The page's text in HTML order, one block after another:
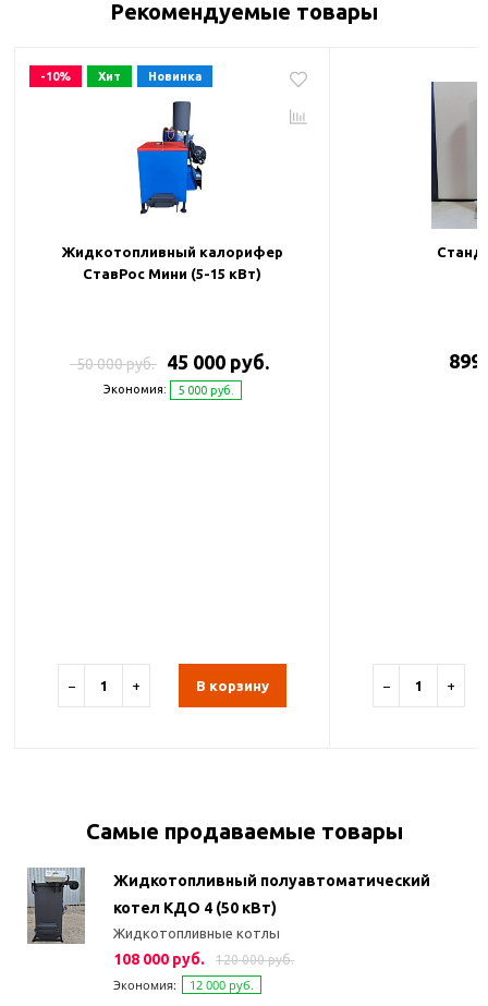
Рекомендуемые товары
-10% Хит Новинка
Жидкотопливный калорифер
СтавРос Мини (5-15 кВт)
50 000 руб. 45 000 руб.
Экономия: 5 000 руб.
− + В корзину
899
− +
Самые продаваемые товары
Жидкотопливный полуавтоматический
котел КДО 4 (50 кВт)
Жидкотопливные котлы
108 000 руб. 120 000 руб.
Экономия: 12 000 руб.